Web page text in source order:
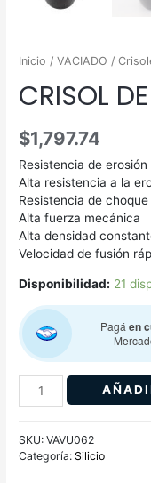
Inicio /VACIADO /
CRISOL
$1,797.74
Resistencia de
Alta resistencia a la
Resistencia de
Alta fuerza mecánica
Alta densidad
Velocidad de fusión
Disponibilidad: 21
Pagáen
SKU:VAVU062
Categoría:Silicio